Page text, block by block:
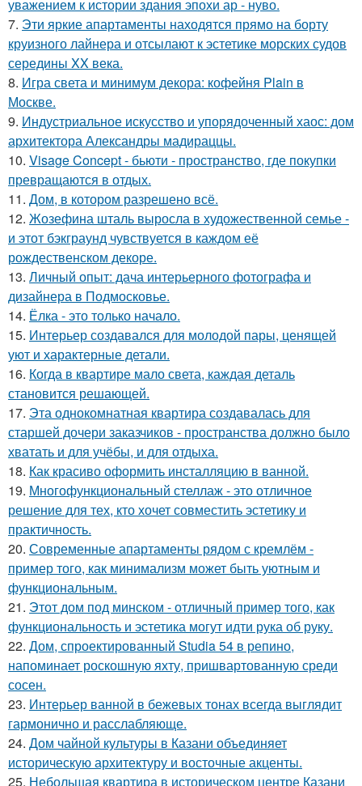
уважением к истории здания эпохи ар - нуво.
7. Эти яркие апартаменты находятся прямо на борту
круизного лайнера и отсылают к эстетике морских судов
середины XX века.
8. Игра света и минимум декора: кофейня Plain в
Москве.
9. Индустриальное искусство и упорядоченный хаос: дом
архитектора Александры мадираццы.
10. Visage Concept - бьюти - пространство, где покупки
превращаются в отдых.
11. Дом, в котором разрешено всё.
12. Жозефина шталь выросла в художественной семье -
и этот бэкграунд чувствуется в каждом её
рождественском декоре.
13. Личный опыт: дача интерьерного фотографа и
дизайнера в Подмосковье.
14. Ёлка - это только начало.
15. Интерьер создавался для молодой пары, ценящей
уют и характерные детали.
16. Когда в квартире мало света, каждая деталь
становится решающей.
17. Эта однокомнатная квартира создавалась для
старшей дочери заказчиков - пространства должно было
хватать и для учёбы, и для отдыха.
18. Как красиво оформить инсталляцию в ванной.
19. Многофункциональный стеллаж - это отличное
решение для тех, кто хочет совместить эстетику и
практичность.
20. Современные апартаменты рядом с кремлём -
пример того, как минимализм может быть уютным и
функциональным.
21. Этот дом под минском - отличный пример того, как
функциональность и эстетика могут идти рука об руку.
22. Дом, спроектированный Studia 54 в репино,
напоминает роскошную яхту, пришвартованную среди
сосен.
23. Интерьер ванной в бежевых тонах всегда выглядит
гармонично и расслабляюще.
24. Дом чайной культуры в Казани объединяет
историческую архитектуру и восточные акценты.
25. Небольшая квартира в историческом центре Казани